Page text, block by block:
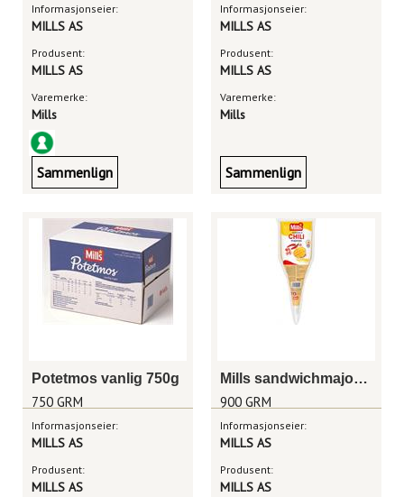
Informasjonseier:
MILLS AS
Produsent:
MILLS AS
Varemerke:
Mills
Sammenlign
Informasjonseier:
MILLS AS
Produsent:
MILLS AS
Varemerke:
Mills
Sammenlign
Potetmos vanlig 750g
750 GRM
Informasjonseier:
MILLS AS
Produsent:
MILLS AS
Mills sandwichmajones mango chili
900 GRM
Informasjonseier:
MILLS AS
Produsent:
MILLS AS